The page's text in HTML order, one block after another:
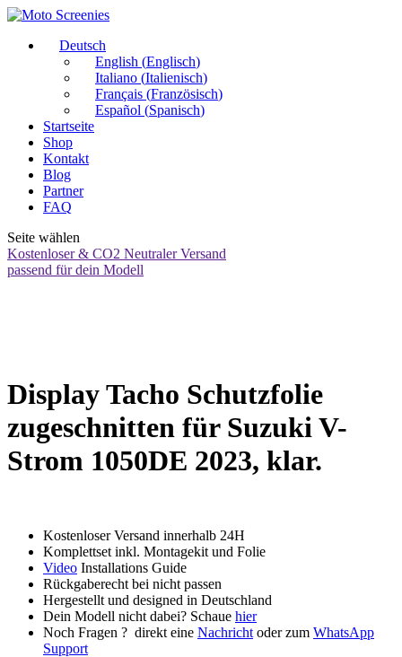
Deutsch
English (Englisch)
Italiano (Italienisch)
Français (Französisch)
Español (Spanisch)
Startseite
Shop
Kontakt
Blog
Partner
FAQ
Seite wählen
Kostenloser & CO2 Neutraler Versand
passend für dein Modell
Display Tacho Schutzfolie
zugeschnitten für Suzuki V-
Strom 1050DE 2023, klar.
Kostenloser Versand innerhalb 24H
Komplettset inkl. Montagekit und Folie
Video Installations Guide
Rückgaberecht bei nicht passen
Hergestellt und designed in Deutschland
Dein Modell nicht dabei? Schaue hier
Noch Fragen ? direkt eine Nachricht oder zum WhatsApp
Support